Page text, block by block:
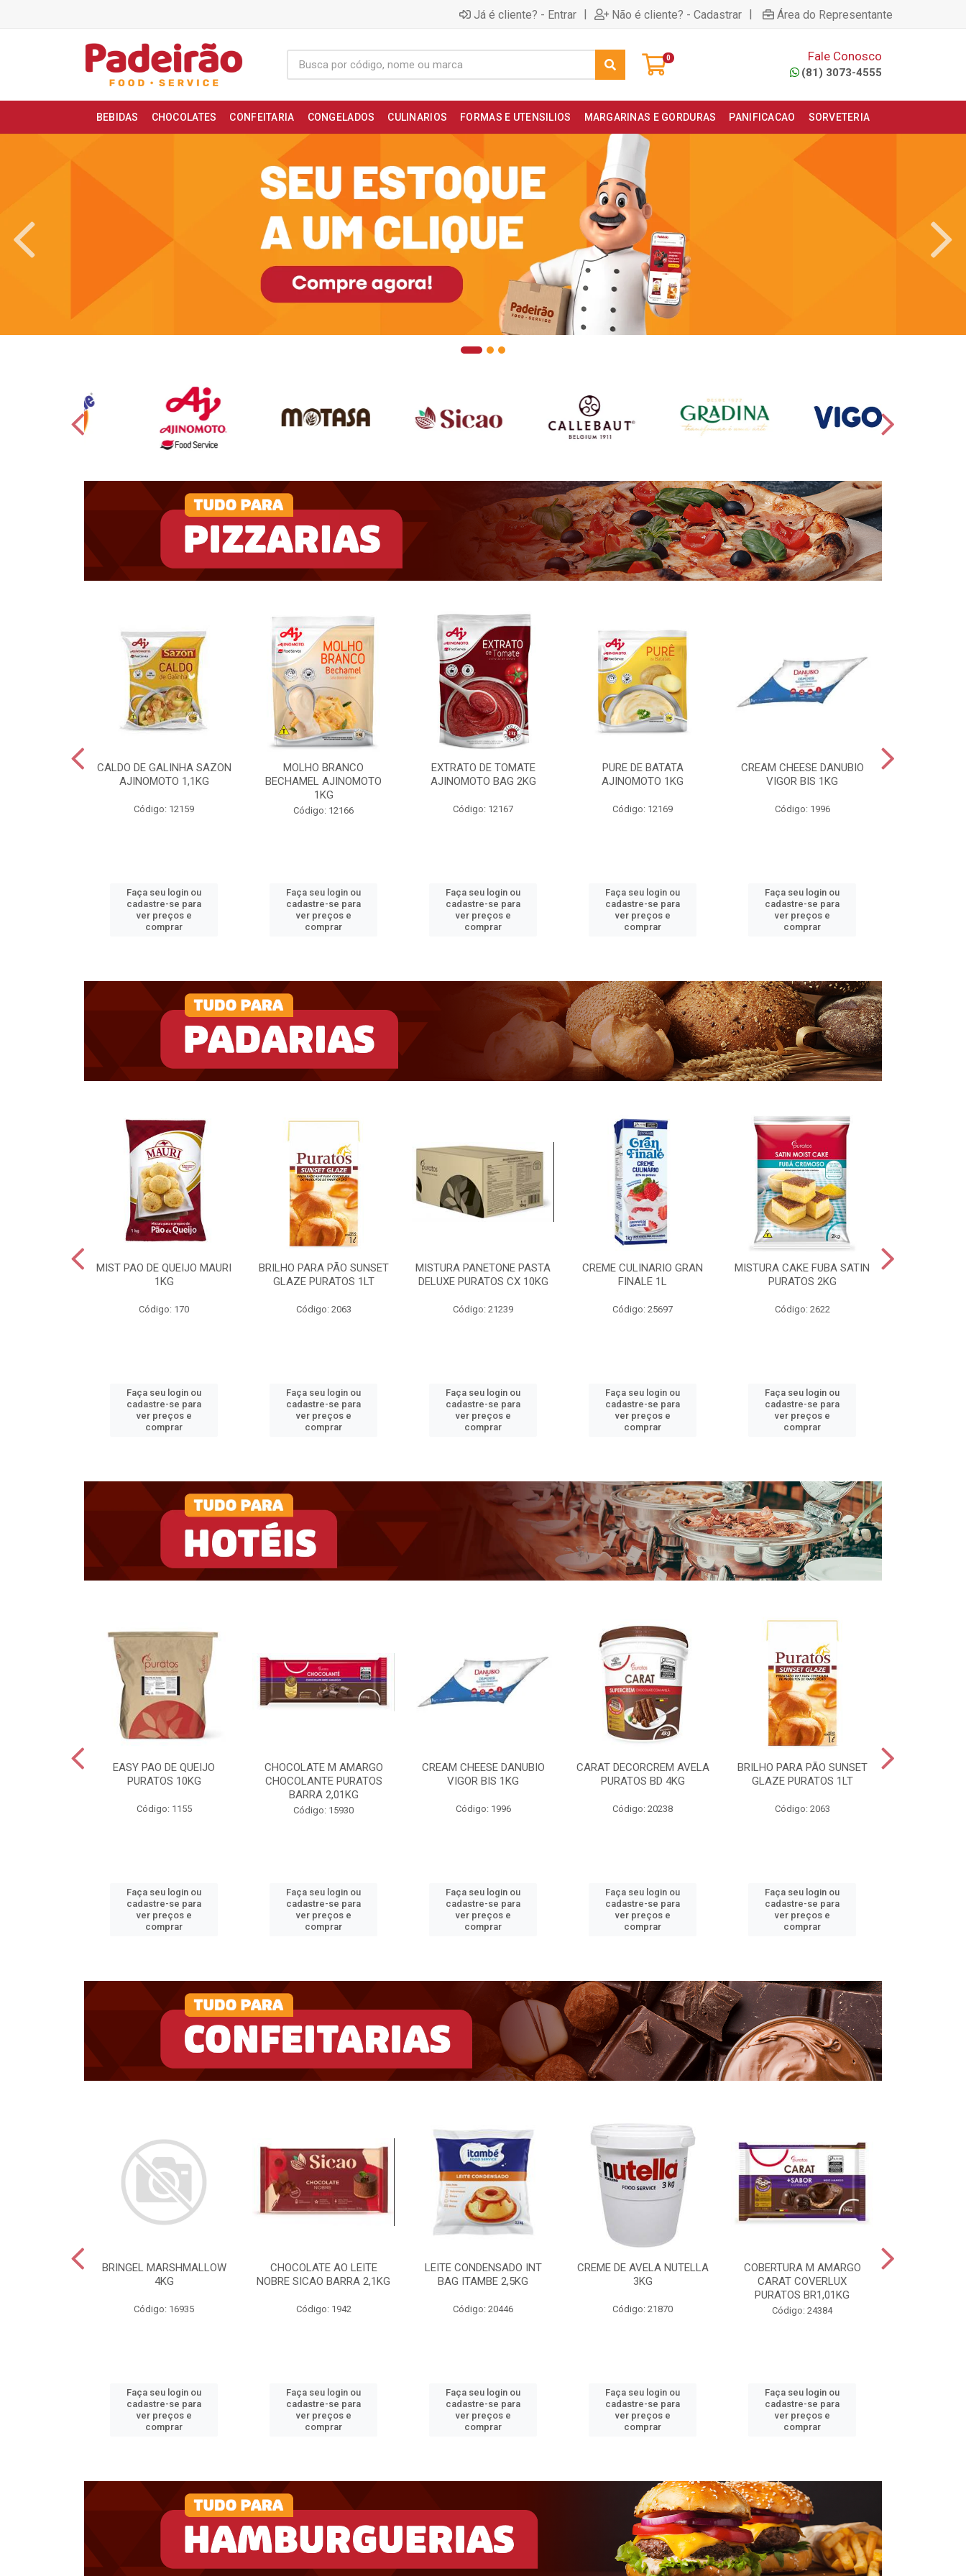
Já é cliente? - Entrar | Não é cliente? - Cadastrar | Área do Representante
0 Fale Conosco
(81) 3073-4555
BEBIDAS CHOCOLATES CONFEITARIA CONGELADOS CULINARIOS FORMAS E UTENSILIOS MARGARINAS E GORDURAS PANIFICACAO SORVETERIA
CALDO DE GALINHA SAZON
AJINOMOTO 1,1KG
Código: 12159
Faça seu login ou
cadastre-se para
ver preços e
comprar
MOLHO BRANCO
BECHAMEL AJINOMOTO
1KG
Código: 12166
Faça seu login ou
cadastre-se para
ver preços e
comprar
EXTRATO DE TOMATE
AJINOMOTO BAG 2KG
Código: 12167
Faça seu login ou
cadastre-se para
ver preços e
comprar
PURE DE BATATA
AJINOMOTO 1KG
Código: 12169
Faça seu login ou
cadastre-se para
ver preços e
comprar
CREAM CHEESE DANUBIO
VIGOR BIS 1KG
Código: 1996
Faça seu login ou
cadastre-se para
ver preços e
comprar
MIST PAO DE QUEIJO MAURI
1KG
Código: 170
Faça seu login ou
cadastre-se para
ver preços e
comprar
BRILHO PARA PÃO SUNSET
GLAZE PURATOS 1LT
Código: 2063
Faça seu login ou
cadastre-se para
ver preços e
comprar
MISTURA PANETONE PASTA
DELUXE PURATOS CX 10KG
Código: 21239
Faça seu login ou
cadastre-se para
ver preços e
comprar
CREME CULINARIO GRAN
FINALE 1L
Código: 25697
Faça seu login ou
cadastre-se para
ver preços e
comprar
MISTURA CAKE FUBA SATIN
PURATOS 2KG
Código: 2622
Faça seu login ou
cadastre-se para
ver preços e
comprar
EASY PAO DE QUEIJO
PURATOS 10KG
Código: 1155
Faça seu login ou
cadastre-se para
ver preços e
comprar
CHOCOLATE M AMARGO
CHOCOLANTE PURATOS
BARRA 2,01KG
Código: 15930
Faça seu login ou
cadastre-se para
ver preços e
comprar
CREAM CHEESE DANUBIO
VIGOR BIS 1KG
Código: 1996
Faça seu login ou
cadastre-se para
ver preços e
comprar
CARAT DECORCREM AVELA
PURATOS BD 4KG
Código: 20238
Faça seu login ou
cadastre-se para
ver preços e
comprar
BRILHO PARA PÃO SUNSET
GLAZE PURATOS 1LT
Código: 2063
Faça seu login ou
cadastre-se para
ver preços e
comprar
BRINGEL MARSHMALLOW
4KG
Código: 16935
Faça seu login ou
cadastre-se para
ver preços e
comprar
CHOCOLATE AO LEITE
NOBRE SICAO BARRA 2,1KG
Código: 1942
Faça seu login ou
cadastre-se para
ver preços e
comprar
LEITE CONDENSADO INT
BAG ITAMBE 2,5KG
Código: 20446
Faça seu login ou
cadastre-se para
ver preços e
comprar
CREME DE AVELA NUTELLA
3KG
Código: 21870
Faça seu login ou
cadastre-se para
ver preços e
comprar
COBERTURA M AMARGO
CARAT COVERLUX
PURATOS BR1,01KG
Código: 24384
Faça seu login ou
cadastre-se para
ver preços e
comprar